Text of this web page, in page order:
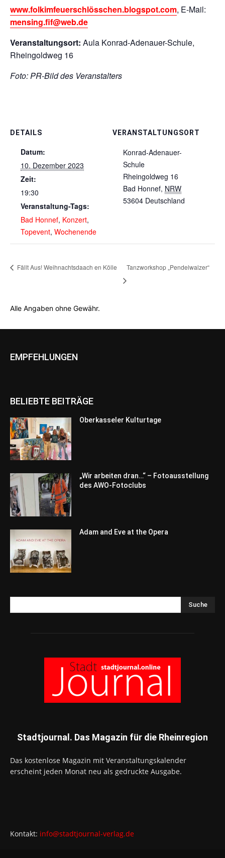
www.folkimfeuerschlösschen.blogspot.com, E-Mail:
mensing.fif@web.de
Veranstaltungsort: Aula Konrad-Adenauer-Schule,
Rheingoldweg 16
Foto: PR-Bild des Veranstalters
DETAILS
Datum:
10. Dezember 2023
Zeit:
19:30
Veranstaltung-Tags:
Bad Honnef, Konzert,
Topevent, Wochenende
VERANSTALTUNGSORT
Konrad-Adenauer-
Schule
Rheingoldweg 16
Bad Honnef, NRW
53604 Deutschland
Fällt Aus! Weihnachtsdaach en Kölle Tanzworkshop „Pendelwalzer“
Alle Angaben ohne Gewähr.
EMPFEHLUNGEN
BELIEBTE BEITRÄGE
Oberkasseler Kulturtage
„Wir arbeiten dran…“ – Fotoausstellung
des AWO-Fotoclubs
Adam and Eve at the Opera
Suche
Stadtjournal. Das Magazin für die Rheinregion
Das kostenlose Magazin mit Veranstaltungskalender
erscheint jeden Monat neu als gedruckte Ausgabe.
Kontakt: info@stadtjournal-verlag.de